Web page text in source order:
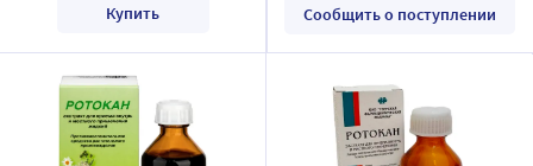
Купить Сообщить о поступлении